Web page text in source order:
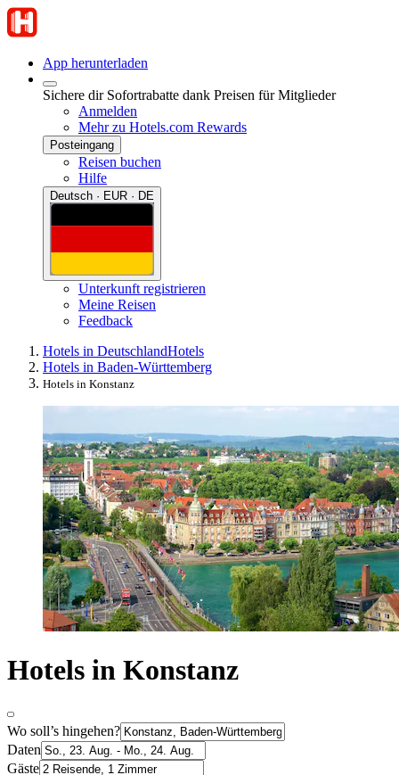
App herunterladen
Sichere dir Sofortrabatte dank Preisen für Mitglieder
Anmelden
Mehr zu Hotels.com Rewards
Posteingang
Reisen buchen
Hilfe
Deutsch · EUR · DE
Unterkunft registrieren
Meine Reisen
Feedback
Hotels in DeutschlandHotels
Hotels in Baden-Württemberg
Hotels in Konstanz
Hotels in Konstanz
Wo soll’s hingehen?
Daten
Gäste